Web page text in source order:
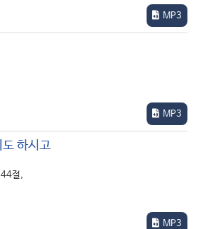
와 아이까지 합치면 적어도 만 수천 명이나
“푸른 잔디 위에 앉게”(39절) 하셨는데,
주겠다는 말과 똑같은 것이었습니다.
늘을 우러러 축사”하셨는데, 이것은
기도’를 올리신 것이었습니다.
식사 감사기도를 드리실 때 그 ‘상에
습니까?
물고기 두 마리”였습니다.
넘는 판에 겨우 ‘한 사람분의 도시락’을
하나님께 감사기도부터 드리셨던
런 상황에 직면하게 된다면 ‘진심으로’
MP3
MP3
하시고
절,
MP3